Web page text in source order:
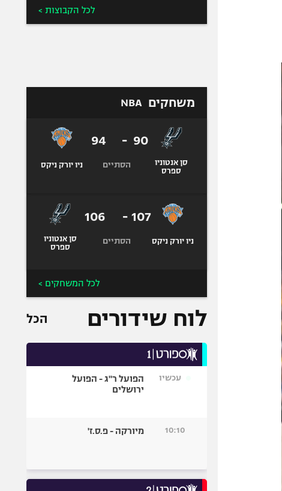
לכל הקבוצות >
משחקים NBA
סן אנטוניו
ספרס
90
-
94
הסתיים ניו יורק ניקס
ניו יורק ניקס
107
-
106
הסתיים
סן אנטוניו
ספרס
לכל המשחקים >
לוח שידורים הכל
עכשיו
הפועל ר"ג - הפועל
ירושלים
10:10 מיורקה - פ.ס.ז'